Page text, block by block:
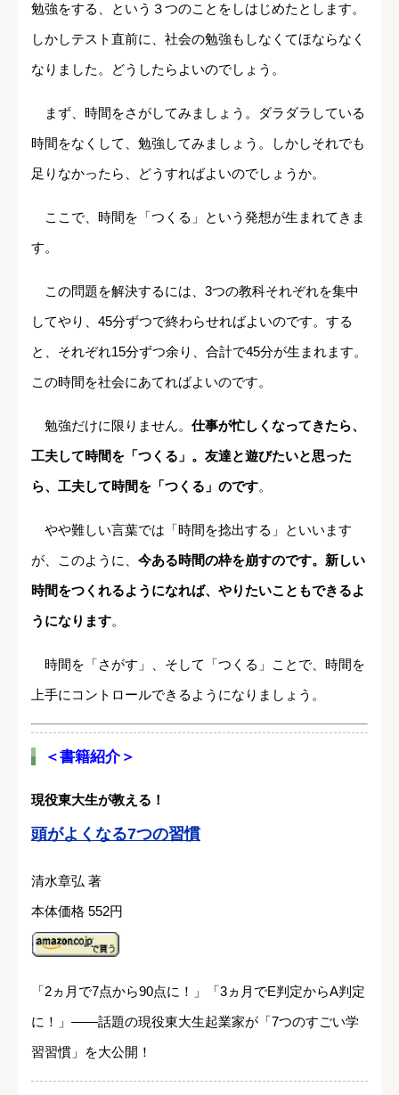
勉強をする、という３つのことをしはじめたとします。
しかしテスト直前に、社会の勉強もしなくてほならなく
なりました。どうしたらよいのでしょう。
まず、時間をさがしてみましょう。ダラダラしている
時間をなくして、勉強してみましょう。しかしそれでも
足りなかったら、どうすればよいのでしょうか。
ここで、時間を「つくる」という発想が生まれてきま
す。
この問題を解決するには、3つの教科それぞれを集中
してやり、45分ずつで終わらせればよいのです。する
と、それぞれ15分ずつ余り、合計で45分が生まれます。
この時間を社会にあてればよいのです。
勉強だけに限りません。 仕事が忙しくなってきたら、
工夫して時間を「つくる」。友達と遊びたいと思った
ら、工夫して時間を「つくる」のです。
やや難しい言葉では「時間を捻出する」といいます
が、このように、 今ある時間の枠を崩すのです。新しい
時間をつくれるようになれば、やりたいこともできるよ
うになります。
時間を「さがす」、そして「つくる」ことで、時間を
上手にコントロールできるようになりましょう。
＜書籍紹介＞
現役東大生が教える！
頭がよくなる7つの習慣
清水章弘 著
本体価格 552円
「2ヵ月で7点から90点に！」「3ヵ月でE判定からA判定
に！」――話題の現役東大生起業家が「7つのすごい学
習習慣」を大公開！